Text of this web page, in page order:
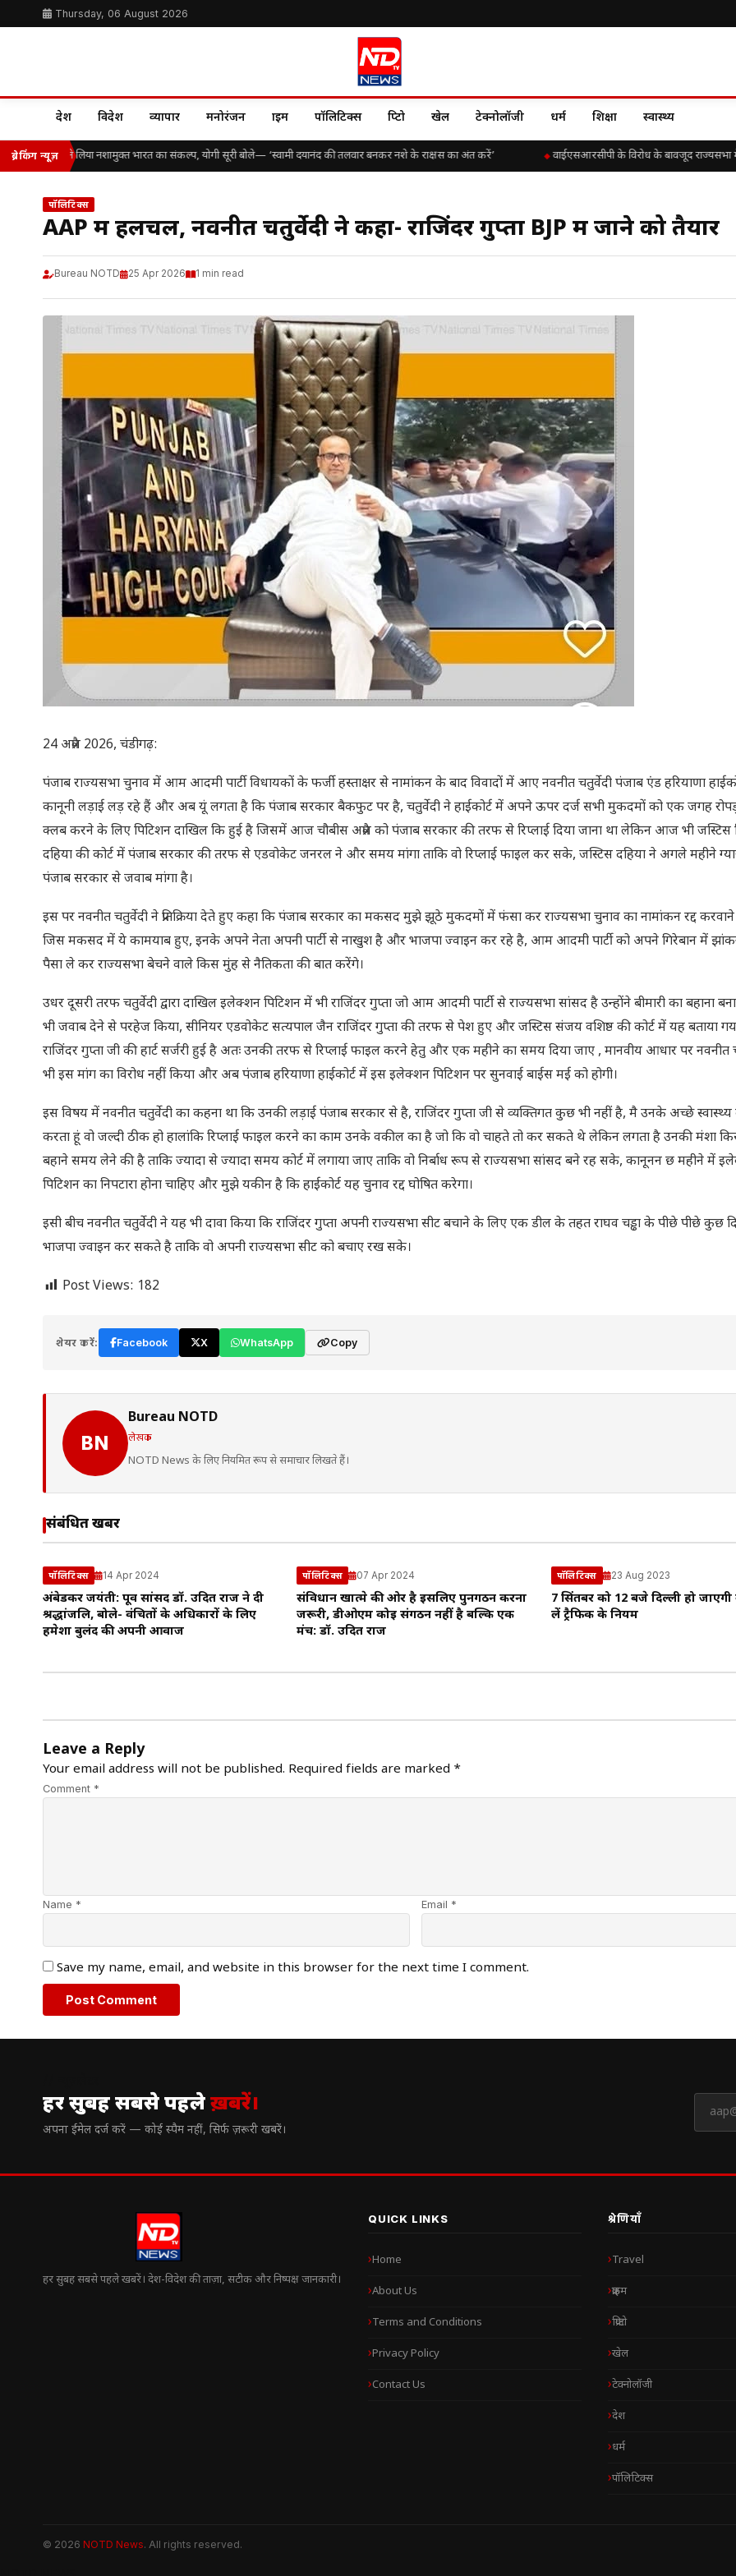
Thursday, 06 August 2026
देश विदेश व्यापार मनोरंजन क्राइम पॉलिटिक्स क्रिप्टो खेल टेक्नोलॉजी धर्म शिक्षा स्वास्थ्य
ब्रेकिंग न्यूज़
विद्यार्थियों ने लिया नशामुक्त भारत का संकल्प, योगी सूरी बोले— ‘स्वामी दयानंद की तलवार बनकर नशे के राक्षस का अंत करें’ वाईएसआरसीपी के विरोध के बावजूद राज्यसभा में
पॉलिटिक्स
AAP में हलचल, नवनीत चतुर्वेदी ने कहा- राजिंदर गुप्ता BJP में जाने को तैयार
Bureau NOTD 25 Apr 2026 1 min read
24 अप्रैल 2026, चंडीगढ़:
पंजाब राज्यसभा चुनाव में आम आदमी पार्टी विधायकों के फर्जी हस्ताक्षर से नामांकन के बाद विवादों में आए नवनीत चतुर्वेदी पंजाब एंड हरियाणा
कानूनी लड़ाई लड़ रहे हैं और अब यूं लगता है कि पंजाब सरकार बैकफुट पर है, चतुर्वेदी ने हाईकोर्ट में अपने ऊपर दर्ज सभी मुकदमों को एक जगह
क्लब करने के लिए पिटिशन दाखिल कि हुई है जिसमें आज चौबीस अप्रैल को पंजाब सरकार की तरफ से रिप्लाई दिया जाना था लेकिन आज भी जस्टिस
दहिया की कोर्ट में पंजाब सरकार की तरफ से एडवोकेट जनरल ने और समय मांगा ताकि वो रिप्लाई फाइल कर सके, जस्टिस दहिया ने अगले महीने
पंजाब सरकार से जवाब मांगा है।
इस पर नवनीत चतुर्वेदी ने प्रतिक्रिया देते हुए कहा कि पंजाब सरकार का मकसद मुझे झूठे मुकदमों में फंसा कर राज्यसभा चुनाव का नामांकन रद्द
जिस मकसद में ये कामयाब हुए, इनके अपने नेता अपनी पार्टी से नाखुश है और भाजपा ज्वाइन कर रहे है, आम आदमी पार्टी को अपने गिरेबान में
पैसा ले कर राज्यसभा बेचने वाले किस मुंह से नैतिकता की बात करेंगे।
उधर दूसरी तरफ चतुर्वेदी द्वारा दाखिल इलेक्शन पिटिशन में भी राजिंदर गुप्ता जो आम आदमी पार्टी से राज्यसभा सांसद है उन्होंने बीमारी का बहाना
भी जवाब देने से परहेज किया, सीनियर एडवोकेट सत्यपाल जैन राजिंदर गुप्ता की तरफ से पेश हुए और जस्टिस संजय वशिष्ठ की कोर्ट में यह बताया
राजिंदर गुप्ता जी की हार्ट सर्जरी हुई है अतः उनकी तरफ से रिप्लाई फाइल करने हेतु और एक महीने का समय दिया जाए , मानवीय आधार पर नवनीत
भी इस मांग का विरोध नहीं किया और अब पंजाब हरियाणा हाईकोर्ट में इस इलेक्शन पिटिशन पर सुनवाई बाईस मई को होगी।
इस विषय में नवनीत चतुर्वेदी का कहना था कि उनकी लड़ाई पंजाब सरकार से है, राजिंदर गुप्ता जी से व्यक्तिगत कुछ भी नहीं है, मै उनके अच्छे स्वास्थ्य
करता हूं वो जल्दी ठीक हो हालांकि रिप्लाई फाइल करने का काम उनके वकील का है जो कि वो चाहते तो कर सकते थे लेकिन लगता है उनकी मंशा
बहाने समय लेने की है ताकि ज्यादा से ज्यादा समय कोर्ट में लगाया जाए ताकि वो निर्बाध रूप से राज्यसभा सांसद बने रह सके, कानूनन छ महीने में
पिटिशन का निपटारा होना चाहिए और मुझे यकीन है कि हाईकोर्ट यह चुनाव रद्द घोषित करेगा।
इसी बीच नवनीत चतुर्वेदी ने यह भी दावा किया कि राजिंदर गुप्ता अपनी राज्यसभा सीट बचाने के लिए एक डील के तहत राघव चड्ढा के पीछे पीछे कुछ
भाजपा ज्वाइन कर सकते है ताकि वो अपनी राज्यसभा सीट को बचाए रख सके।
Post Views: 182
शेयर करें: Facebook X WhatsApp Copy
BN
Bureau NOTD
लेखक
NOTD News के लिए नियमित रूप से समाचार लिखते हैं।
संबंधित खबरें
पॉलिटिक्स 14 Apr 2024
अंबेडकर जयंती: पूर्व सांसद डॉ. उदित राज ने दी
श्रद्धांजलि, बोले- वंचितों के अधिकारों के लिए
हमेशा बुलंद की अपनी आवाज
पॉलिटिक्स 07 Apr 2024
संविधान खात्मे की ओर है इसलिए पुर्नगठन करना
जरूरी, डीओएम कोई संगठन नहीं है बल्कि एक
मंच: डॉ. उदित राज
पॉलिटिक्स 23 Aug 2023
7 सिंतबर को 12 बजे दिल्ली हो
लें ट्रैफिक के नियम
Leave a Reply
Your email address will not be published. Required fields are marked *
Comment *
Name * Email *
Save my name, email, and website in this browser for the next time I comment.
हर सुबह सबसे पहलेख़बरें।
अपना ईमेल दर्ज करें — कोई स्पैम नहीं, सिर्फ ज़रूरी खबरें।
हर सुबह सबसे पहले खबरें। देश-विदेश की ताज़ा, सटीक और निष्पक्ष जानकारी।
QUICK LINKS
Home
About Us
Terms and Conditions
Privacy Policy
Contact Us
श्रेणियाँ
Travel
क्राइम
क्रिप्टो
खेल
टेक्नोलॉजी
देश
धर्म
पॉलिटिक्स
© 2026 NOTD News. All rights reserved.